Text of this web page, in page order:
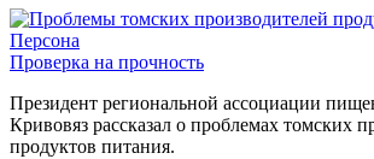
Персона
Проверка на прочность
Президент региональной ассоциации
Кривовяз рассказал о проблемах томских
продуктов питания.